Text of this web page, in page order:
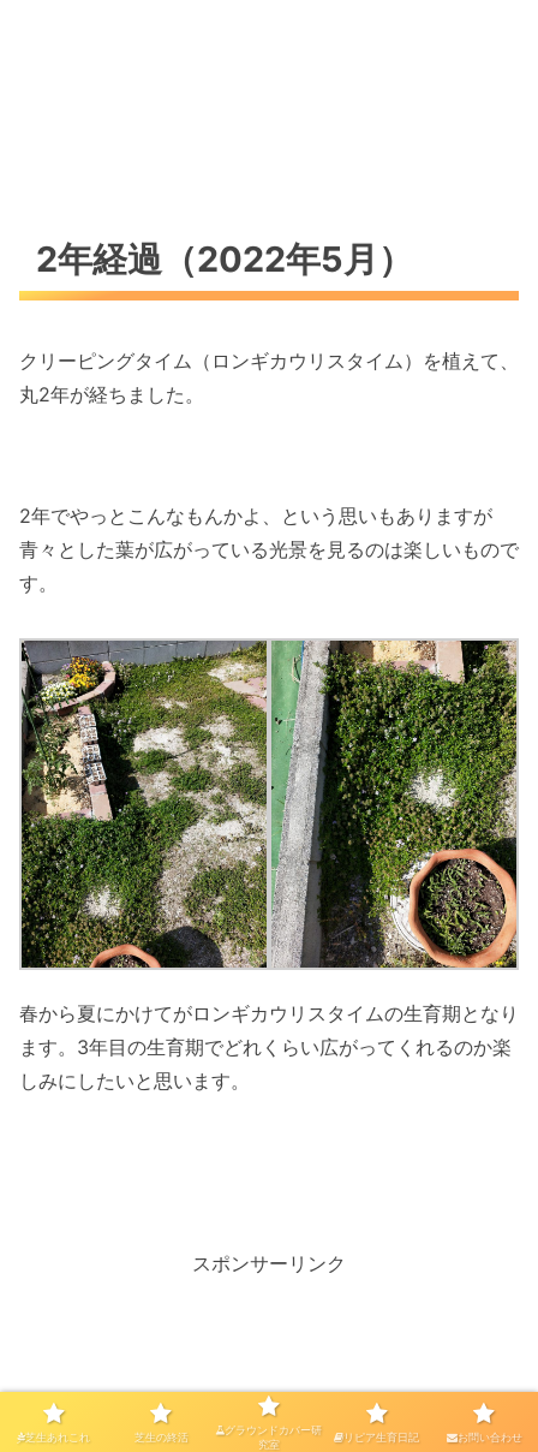
2年経過（2022年5月）
クリーピングタイム（ロンギカウリスタイム）を植えて、
丸2年が経ちました。
2年でやっとこんなもんかよ、という思いもありますが
青々とした葉が広がっている光景を見るのは楽しいもので
す。
春から夏にかけてがロンギカウリスタイムの生育期となり
ます。3年目の生育期でどれくらい広がってくれるのか楽
しみにしたいと思います。
スポンサーリンク
芝生あれこれ 芝生の終活
グラウンドカバー研
究室
リピア生育日記 お問い合わせ